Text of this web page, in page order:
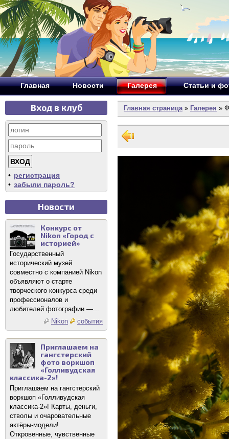
Главная Новости Галерея Статьи и
Вход в клуб
• регистрация
• забыли пароль?
Новости
Конкурс от
Nikon «Город с
историей»
Государственный
исторический музей
совместно с компанией Nikon
объявляют о старте
творческого конкурса среди
профессионалов и
любителей фотографии —...
Nikon
события
Приглашаем на
гангстерский
фото воркшоп
«Голливудская
классика-2»!
Приглашаем на гангстерский
воркшоп «Голливудская
классика-2»! Карты, деньги,
стволы и очаровательные
актёры-модели!
Откровенные, чувственные
Главная страница» Галерея »